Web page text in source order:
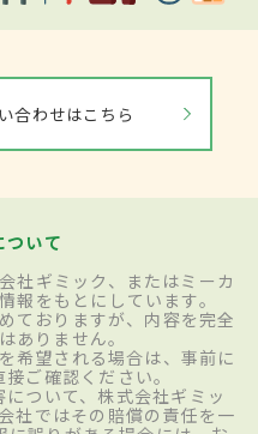
合わせはこちら
ついて
社ギミック、またはミーカ
報をもとにしています。
ておりますが、内容を完全
ありません。
希望される場合は、事前に
ご確認ください。
ついて、株式会社ギミッ
社ではその賠償の責任を一